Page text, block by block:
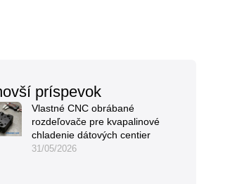
príspevok
Vlastné CNC obrábané
rozdeľovače pre kvapalinové
chladenie dátových centier
31/05/2026